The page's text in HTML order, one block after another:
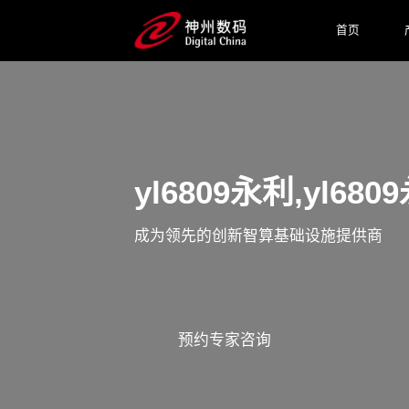
首页
yl6809永利
成为领先的创新智算基础设施提供商
预约专家咨询